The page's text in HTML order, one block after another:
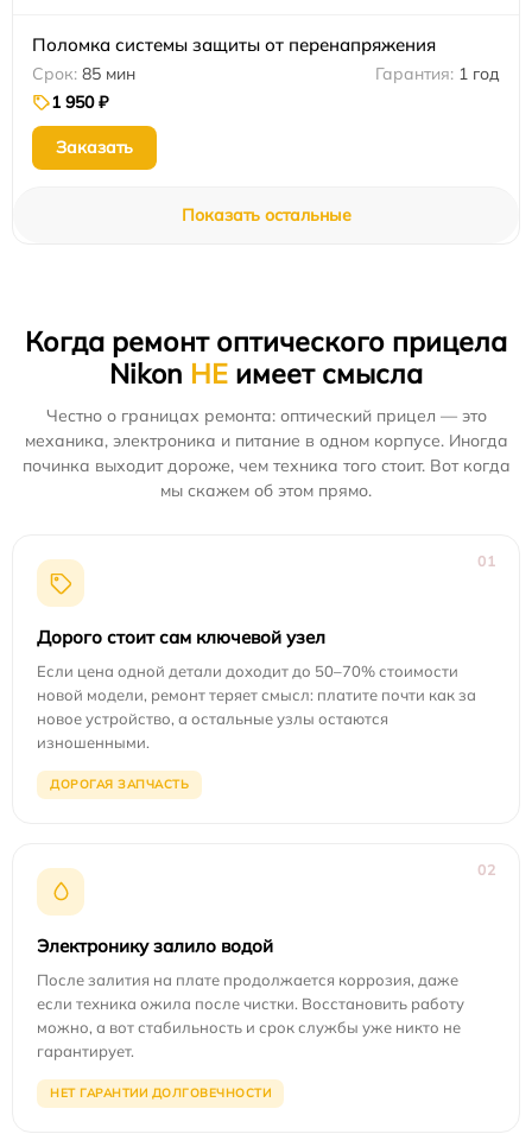
Поломка системы защиты от перенапряжения
85 мин
1 год
1 950 ₽
Заказать
Показать остальные
Когда ремонт оптического прицела
Nikon НЕ имеет смысла
Честно о границах ремонта: оптический прицел — это
механика, электроника и питание в одном корпусе. Иногда
починка выходит дороже, чем техника того стоит. Вот когда
мы скажем об этом прямо.
01
Дорого стоит сам ключевой узел
Если цена одной детали доходит до 50–70% стоимости
новой модели, ремонт теряет смысл: платите почти как за
новое устройство, а остальные узлы остаются
изношенными.
ДОРОГАЯ ЗАПЧАСТЬ
02
Электронику залило водой
После залития на плате продолжается коррозия, даже
если техника ожила после чистки. Восстановить работу
можно, а вот стабильность и срок службы уже никто не
гарантирует.
НЕТ ГАРАНТИИ ДОЛГОВЕЧНОСТИ